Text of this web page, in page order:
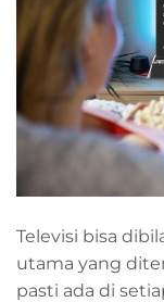
Televisi bisa
utama yang
pasti ada di